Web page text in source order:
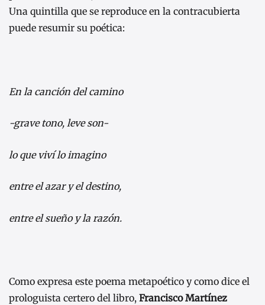
Una quintilla que se reproduce en la contracubierta
puede resumir su poética:
En la canción del camino
-grave tono, leve son-
lo que viví lo imagino
entre el azar y el destino,
entre el sueño y la razón.
Como expresa este poema metapoético y como dice el
prologuista certero del libro, Francisco Martínez